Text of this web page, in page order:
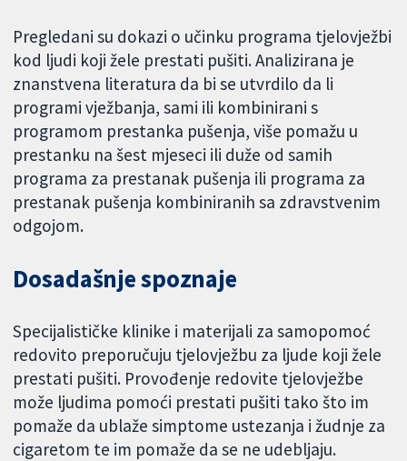
Pregledani su dokazi o učinku programa tjelovježbi
kod ljudi koji žele prestati pušiti. Analizirana je
znanstvena literatura da bi se utvrdilo da li
programi vježbanja, sami ili kombinirani s
programom prestanka pušenja, više pomažu u
prestanku na šest mjeseci ili duže od samih
programa za prestanak pušenja ili programa za
prestanak pušenja kombiniranih sa zdravstvenim
odgojom.
Dosadašnje spoznaje
Specijalističke klinike i materijali za samopomoć
redovito preporučuju tjelovježbu za ljude koji žele
prestati pušiti. Provođenje redovite tjelovježbe
može ljudima pomoći prestati pušiti tako što im
pomaže da ublaže simptome ustezanja i žudnje za
cigaretom te im pomaže da se ne udebljaju.